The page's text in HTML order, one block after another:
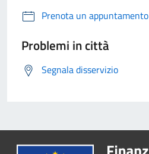
Prenota un appuntamento
Problemi in città
Segnala disservizio